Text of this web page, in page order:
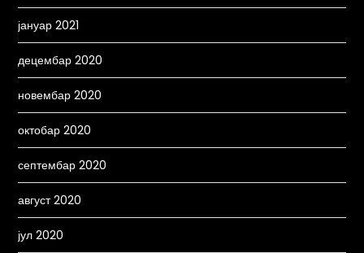
јануар 2021
децембар 2020
новембар 2020
октобар 2020
септембар 2020
август 2020
јул 2020